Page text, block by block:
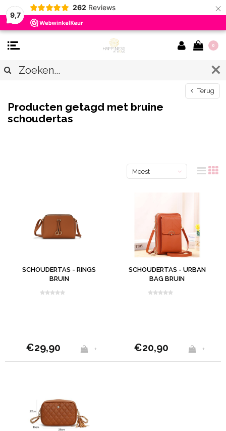
9,7
262 Reviews ×
0
Terug
Producten getagd met bruine
schoudertas
Meest
SCHOUDERTAS - RINGS
BRUIN
€29,90 +
SCHOUDERTAS - URBAN
BAG BRUIN
€20,90 +